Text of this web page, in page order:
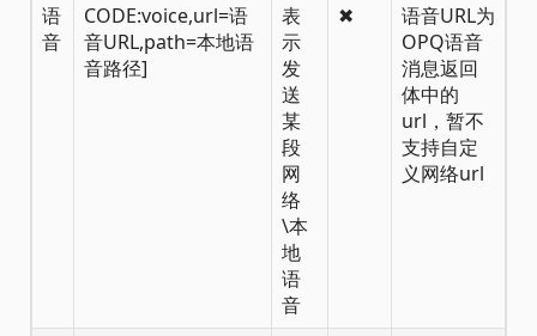
语
音
CODE:voice,url=语
音URL,path=本地语
音路径]
表
示
发
送
某
段
网
络
\本
地
语
音
✖
语音URL为
OPQ语音
消息返回
体中的
url，暂不
支持自定
义网络url